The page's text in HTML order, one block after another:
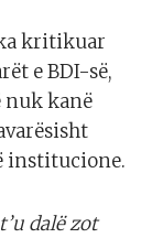
kritikuar
e BDI-së,
nuk kanë
institucione.
dalë zot